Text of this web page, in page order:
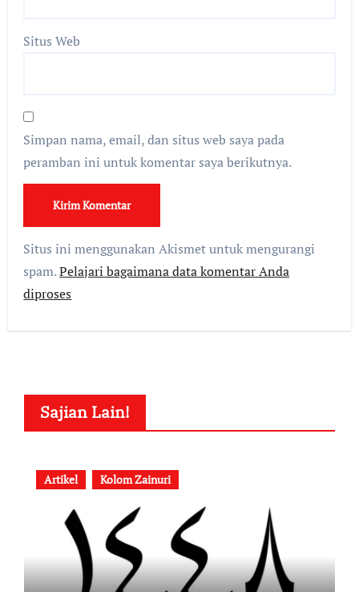
Situs Web
Simpan nama, email, dan situs web saya pada
peramban ini untuk komentar saya berikutnya.
Situs ini menggunakan Akismet untuk mengurangi
spam.Pelajari bagaimana data komentar Anda
diproses
Sajian Lain!
Artikel Kolom Zainuri